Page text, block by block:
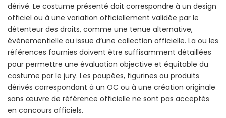
dérivé. Le costume présenté doit correspondre à un design
officiel ou à une variation officiellement validée par le
détenteur des droits, comme une tenue alternative,
événementielle ou issue d’une collection officielle. La ou les
références fournies doivent être suffisamment détaillées
pour permettre une évaluation objective et équitable du
costume par le jury. Les poupées, figurines ou produits
dérivés correspondant à un OC ou à une création originale
sans œuvre de référence officielle ne sont pas acceptés
en concours officiels.